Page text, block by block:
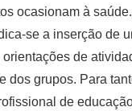
ocasionam à
se a inserção de
de
dos grupos. Para
de